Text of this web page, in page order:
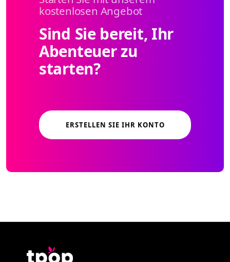
kostenlosen Angebot
Sind Sie bereit, Ihr
Abenteuer zu
starten?
ERSTELLEN SIE IHR KONTO